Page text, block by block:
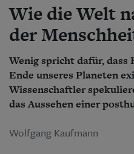
Berlin-
Danzig und
Wie die Welt
der
Wenig spricht dafür, dass
Ende unseres Planeten
Wissenschaftler
das Aussehen einer
Wolfgang Kaufmann